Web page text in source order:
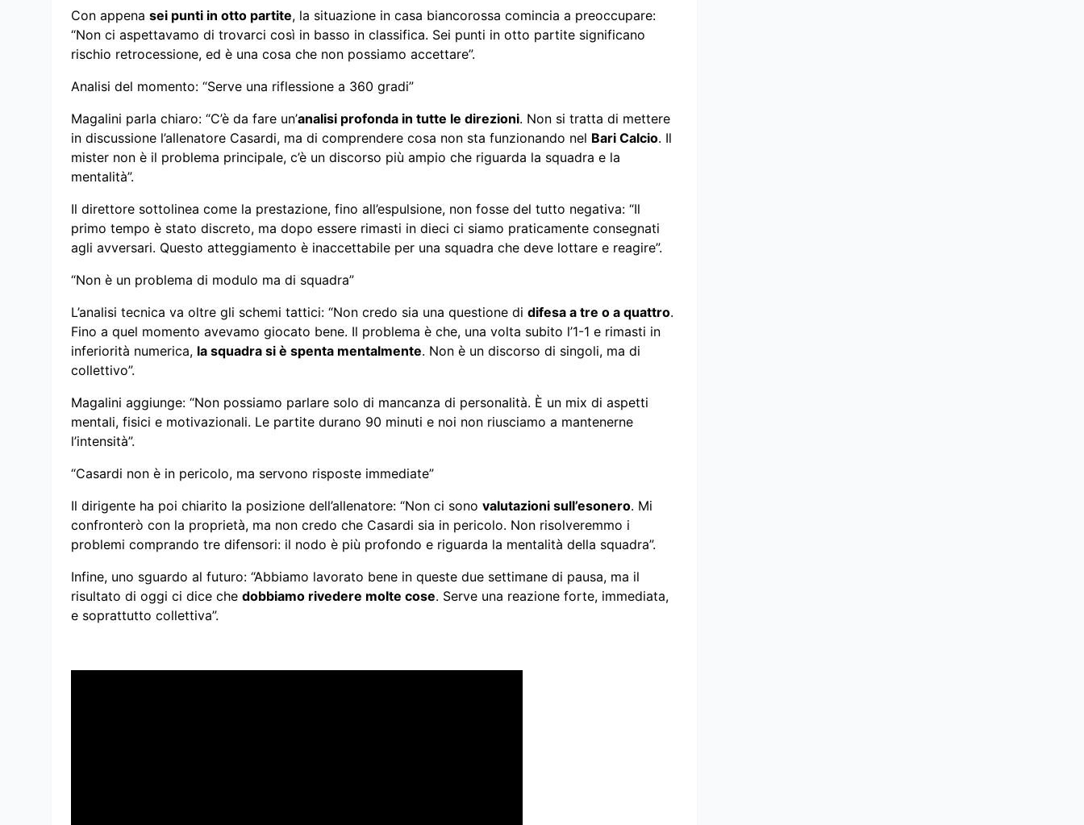
Con appena sei punti in otto partite, la situazione in casa biancorossa comincia a preoccupare:
“Non ci aspettavamo di trovarci così in basso in classifica. Sei punti in otto partite significano
rischio retrocessione, ed è una cosa che non possiamo accettare”.
Analisi del momento: “Serve una riflessione a 360 gradi”
Magalini parla chiaro: “C’è da fare un’analisi profonda in tutte le direzioni. Non si tratta di mettere
in discussione l’allenatore Casardi, ma di comprendere cosa non sta funzionando nel Bari Calcio. Il
mister non è il problema principale, c’è un discorso più ampio che riguarda la squadra e la
mentalità”.
Il direttore sottolinea come la prestazione, fino all’espulsione, non fosse del tutto negativa: “Il
primo tempo è stato discreto, ma dopo essere rimasti in dieci ci siamo praticamente consegnati
agli avversari. Questo atteggiamento è inaccettabile per una squadra che deve lottare e reagire”.
“Non è un problema di modulo ma di squadra”
L’analisi tecnica va oltre gli schemi tattici: “Non credo sia una questione di difesa a tre o a quattro.
Fino a quel momento avevamo giocato bene. Il problema è che, una volta subito l’1-1 e rimasti in
inferiorità numerica, la squadra si è spenta mentalmente. Non è un discorso di singoli, ma di
collettivo”.
Magalini aggiunge: “Non possiamo parlare solo di mancanza di personalità. È un mix di aspetti
mentali, fisici e motivazionali. Le partite durano 90 minuti e noi non riusciamo a mantenerne
l’intensità”.
“Casardi non è in pericolo, ma servono risposte immediate”
Il dirigente ha poi chiarito la posizione dell’allenatore: “Non ci sono valutazioni sull’esonero. Mi
confronterò con la proprietà, ma non credo che Casardi sia in pericolo. Non risolveremmo i
problemi comprando tre difensori: il nodo è più profondo e riguarda la mentalità della squadra”.
Infine, uno sguardo al futuro: “Abbiamo lavorato bene in queste due settimane di pausa, ma il
risultato di oggi ci dice che dobbiamo rivedere molte cose. Serve una reazione forte, immediata,
e soprattutto collettiva”.